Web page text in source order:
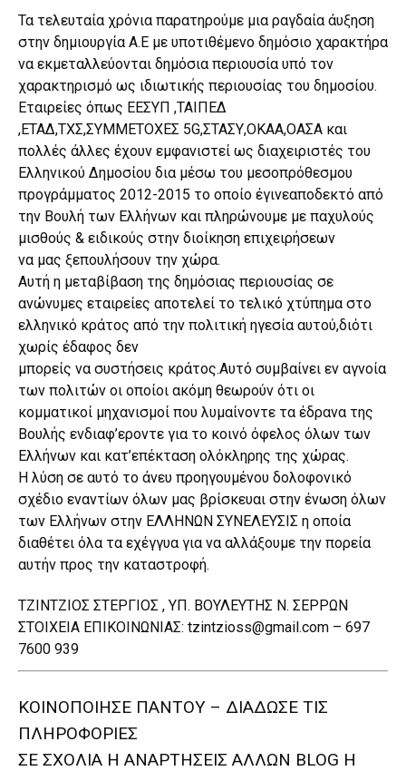
Τα τελευταία χρόνια παρατηρούμε μια ραγδαία άυξηση
στην δημιουργία Α.Ε με υποτιθέμενο δημόσιο χαρακτήρα
να εκμεταλλεύονται δημόσια περιουσία υπό τον
χαρακτηρισμό ως ιδιωτικής περιουσίας του δημοσίου.
Εταιρείες όπως ΕΕΣΥΠ ,ΤΑΙΠΕΔ
,ΕΤΑΔ,ΤΧΣ,ΣΥΜΜΕΤΟΧΕΣ 5G,ΣΤΑΣΥ,ΟΚΑΑ,ΟΑΣΑ και
πολλές άλλες έχουν εμφανιστεί ως διαχειριστές του
Ελληνικού Δημοσίου δια μέσω του μεσοπρόθεσμου
προγράμματος 2012-2015 το οποίο έγινεαποδεκτό από
την Βουλή των Ελλήνων και πληρώνουμε με παχυλούς
μισθούς & ειδικούς στην διοίκηση επιχειρήσεων
να μας ξεπουλήσουν την χώρα.
Αυτή η μεταβίβαση της δημόσιας περιουσίας σε
ανώνυμες εταιρείες αποτελεί το τελικό χτύπημα στο
ελληνικό κράτος από την πολιτική ηγεσία αυτού,διότι
χωρίς έδαφος δεν
μπορείς να συστήσεις κράτος.Αυτό συμβαίνει εν αγνοία
των πολιτών οι οποίοι ακόμη θεωρούν ότι οι
κομματικοί μηχανισμοί που λυμαίνοντε τα έδρανα της
Βουλής ενδιαφ’εροντε για το κοινό όφελος όλων των
Ελλήνων και κατ’επέκταση ολόκληρης της χώρας.
Η λύση σε αυτό το άνευ προηγουμένου δολοφονικό
σχέδιο εναντίων όλων μας βρίσκευαι στην ένωση όλων
των Ελλήνων στην ΕΛΛΗΝΩΝ ΣΥΝΕΛΕΥΣΙΣ η οποία
διαθέτει όλα τα εχέγγυα για να αλλάξουμε την πορεία
αυτήν προς την καταστροφή.
ΤΖΙΝΤΖΙΟΣ ΣΤΕΡΓΙΟΣ , ΥΠ. ΒΟΥΛΕΥΤΗΣ Ν. ΣΕΡΡΩΝ
ΣΤΟΙΧΕΙΑ ΕΠΙΚΟΙΝΩΝΙΑΣ: tzintzioss@gmail.com – 697
7600 939
ΚΟΙΝΟΠΟΙΗΣΕ ΠΑΝΤΟΥ – ΔΙΑΔΩΣΕ ΤΙΣ
ΠΛΗΡΟΦΟΡΙΕΣ
ΣΕ ΣΧΟΛΙΑ H ΑΝAΡΤΗΣΕΙΣ ΑΛΛΩΝ BLOG H